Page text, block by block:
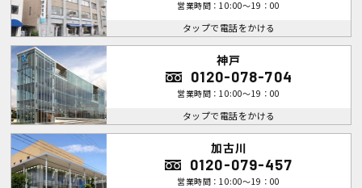
営業時間：10:00～19：00
タップで電話をかける
神戸
0120-078-704
営業時間：10:00～19：00
タップで電話をかける
加古川
0120-079-457
営業時間：10:00～19：00